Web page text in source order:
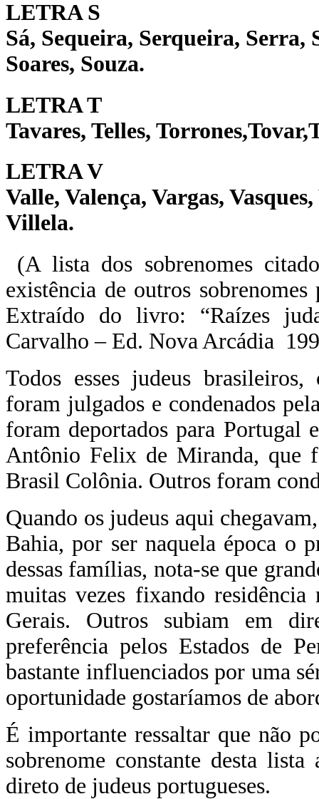
LETRA S
Sá, Sequeira, Serqueira,
Soares, Souza.
LETRA T
Tavares, Telles,
LETRA V
Valle, Valença, Vargas,
Villela.
(A lista dos sobrenomes
existência de outros
Extraído do livro: “Raízes
Carvalho – Ed. Nova Arcádia
Todos esses judeus
foram julgados e condenados
foram deportados para Portugal
Antônio Felix de Miranda, que
Brasil Colônia. Outros foram
Quando os judeus aqui
Bahia, por ser naquela época o
dessas famílias, nota-se que
muitas vezes fixando
Gerais. Outros subiam em
preferência pelos Estados de
bastante influenciados por uma
oportunidade gostaríamos de
É importante ressaltar que não
sobrenome constante desta lista
direto de judeus portugueses.